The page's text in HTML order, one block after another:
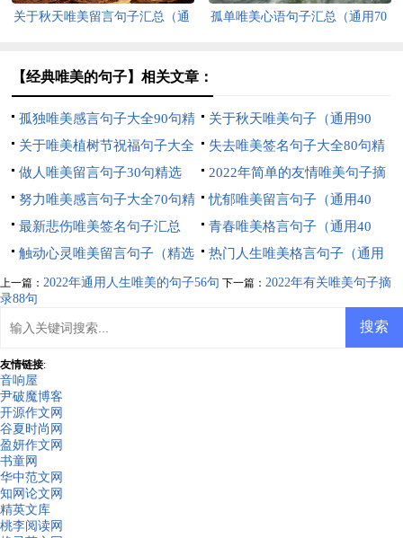
关于秋天唯美留言句子汇总（通
孤单唯美心语句子汇总（通用70
【经典唯美的句子】相关文章：
孤独唯美感言句子大全90句精
选
关于秋天唯美句子（通用90
句）
关于唯美植树节祝福句子大全
（通用100句）
失去唯美签名句子大全80句精
选
做人唯美留言句子30句精选
2022年简单的友情唯美句子摘
录55条
努力唯美感言句子大全70句精
选
忧郁唯美留言句子（通用40
句）
最新悲伤唯美签名句子汇总
100句
青春唯美格言句子（通用40
句）
触动心灵唯美留言句子（精选
30句）
热门人生唯美格言句子（通用
100句）
上一篇： 2022年通用人生唯美的句子56句 下一篇： 2022年有关唯美句子摘
录88句
友情链接:
音响屋
尹破魔博客
开源作文网
谷夏时尚网
盈妍作文网
书童网
华中范文网
知网论文网
精英文库
桃李阅读网